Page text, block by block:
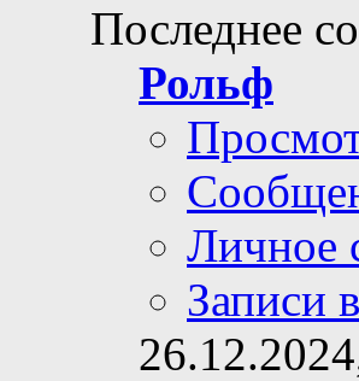
Последнее
Рольф
Личное
Записи